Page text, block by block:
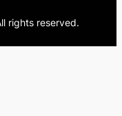
rights reserved.